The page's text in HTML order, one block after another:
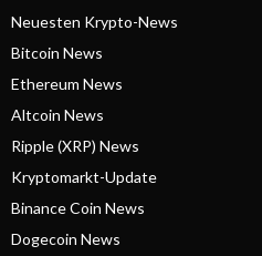
Neuesten Krypto-News
Bitcoin News
Ethereum News
Altcoin News
Ripple (XRP) News
Kryptomarkt-Update
Binance Coin News
Dogecoin News